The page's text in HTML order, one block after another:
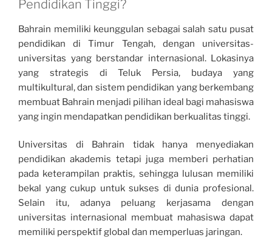
Pendidikan Tinggi?
Bahrain memiliki keunggulan sebagai salah satu pusat
pendidikan di Timur Tengah, dengan universitas-
universitas yang berstandar internasional. Lokasinya
yang strategis di Teluk Persia, budaya yang
multikultural, dan sistem pendidikan yang berkembang
membuat Bahrain menjadi pilihan ideal bagi mahasiswa
yang ingin mendapatkan pendidikan berkualitas tinggi.
Universitas di Bahrain tidak hanya menyediakan
pendidikan akademis tetapi juga memberi perhatian
pada keterampilan praktis, sehingga lulusan memiliki
bekal yang cukup untuk sukses di dunia profesional.
Selain itu, adanya peluang kerjasama dengan
universitas internasional membuat mahasiswa dapat
memiliki perspektif global dan memperluas jaringan.